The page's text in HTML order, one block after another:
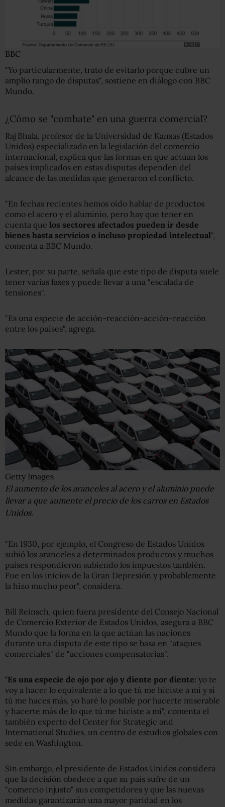
BBC
"Yo particularmente, trato de evitarlo porque cubre un
amplio rango de disputas", sostiene en diálogo con BBC
Mundo.
¿Cómo se "combate" en una guerra comercial?
Raj Bhala, profesor de la Universidad de Kansas (Estados
Unidos) especializado en la legislación del comercio
internacional, explica que las formas en que actúan los
países implicados en estas disputas dependen del
alcance de las medidas que generaron el conflicto.
"En fechas recientes hemos oído hablar de productos
como el acero y el aluminio, pero hay que tener en
cuenta que los sectores afectados pueden ir desde
bienes hasta servicios o incluso propiedad intelectual",
comenta a BBC Mundo.
Lester, por su parte, señala que este tipo de disputa suele
tener varias fases y puede llevar a una "escalada de
tensiones".
"Es una especie de acción-reacción-acción-reacción
entre los países", agrega.
Getty Images
El aumento de los aranceles al acero y el aluminio puede
llevar a que aumente el precio de los carros en Estados
Unidos.
"En 1930, por ejemplo, el Congreso de Estados Unidos
subió los aranceles a determinados productos y muchos
países respondieron subiendo los impuestos también.
Fue en los inicios de la Gran Depresión y probablemente
la hizo mucho peor", considera.
Bill Reinsch, quien fuera presidente del Consejo Nacional
de Comercio Exterior de Estados Unidos, asegura a BBC
Mundo que la forma en la que actúan las naciones
durante una disputa de este tipo se basa en "ataques
comerciales" de "acciones compensatorias".
"Es una especie de ojo por ojo y diente por diente: yo te
voy a hacer lo equivalente a lo que tú me hiciste a mí y si
tú me haces más, yo haré lo posible por hacerte miserable
y hacerte más de lo que tú me hiciste a mí", comenta el
también experto del Center for Strategic and
International Studies, un centro de estudios globales con
sede en Washington.
Sin embargo, el presidente de Estados Unidos considera
que la decisión obedece a que su país sufre de un
"comercio injusto" sus competidores y que las nuevas
medidas garantizarán una mayor paridad en los